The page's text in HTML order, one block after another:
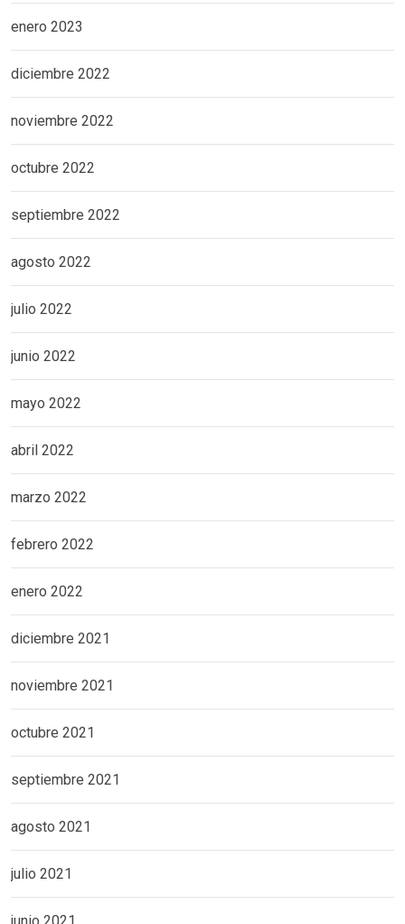
enero 2023
diciembre 2022
noviembre 2022
octubre 2022
septiembre 2022
agosto 2022
julio 2022
junio 2022
mayo 2022
abril 2022
marzo 2022
febrero 2022
enero 2022
diciembre 2021
noviembre 2021
octubre 2021
septiembre 2021
agosto 2021
julio 2021